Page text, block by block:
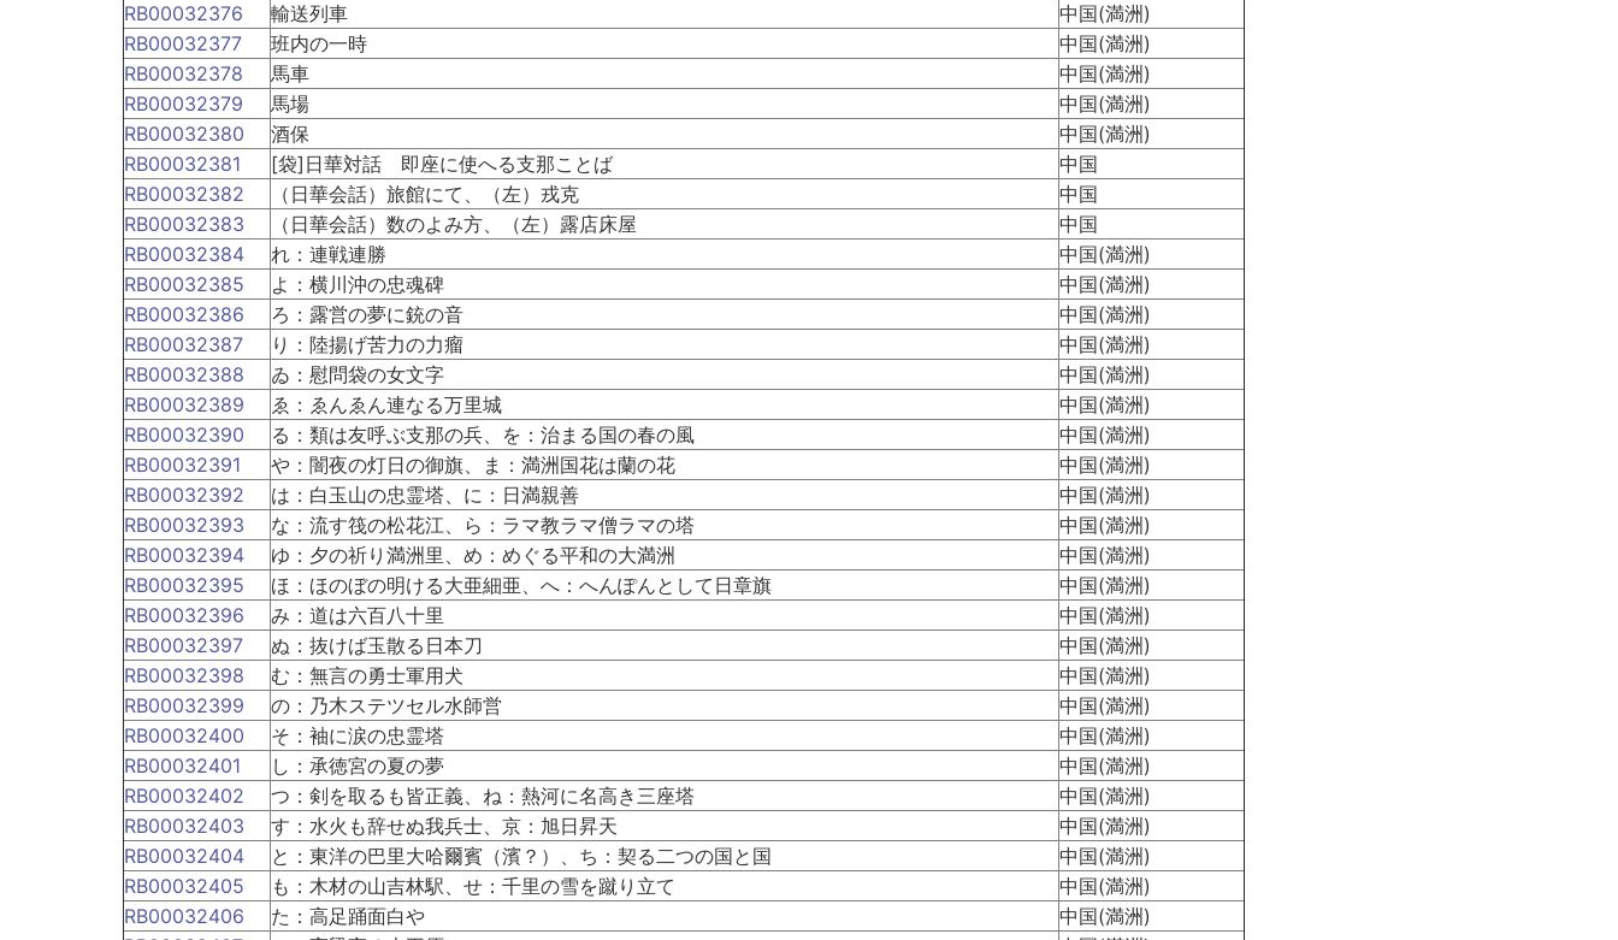
RB00032376
輸送列車
中国(満洲)
RB00032377
班内の一時
中国(満洲)
RB00032378
馬車
中国(満洲)
RB00032379
馬場
中国(満洲)
RB00032380
酒保
中国(満洲)
RB00032381
[袋]日華対話 即座に使へる支那ことば
中国
RB00032382
（日華会話）旅館にて、（左）戎克
中国
RB00032383
（日華会話）数のよみ方、（左）露店床屋
中国
RB00032384
れ：連戦連勝
中国(満洲)
RB00032385
よ：横川沖の忠魂碑
中国(満洲)
RB00032386
ろ：露営の夢に銃の音
中国(満洲)
RB00032387
り：陸揚げ苦力の力瘤
中国(満洲)
RB00032388
ゐ：慰問袋の女文字
中国(満洲)
RB00032389
ゑ：ゑんゑん連なる万里城
中国(満洲)
RB00032390
る：類は友呼ぶ支那の兵、を：治まる国の春の風
中国(満洲)
RB00032391
や：闇夜の灯日の御旗、ま：満洲国花は蘭の花
中国(満洲)
RB00032392
は：白玉山の忠霊塔、に：日満親善
中国(満洲)
RB00032393
な：流す筏の松花江、ら：ラマ教ラマ僧ラマの塔
中国(満洲)
RB00032394
ゆ：夕の祈り満洲里、め：めぐる平和の大満洲
中国(満洲)
RB00032395
ほ：ほのぼの明ける大亜細亜、へ：へんぽんとして日章旗
中国(満洲)
RB00032396
み：道は六百八十里
中国(満洲)
RB00032397
ぬ：抜けば玉散る日本刀
中国(満洲)
RB00032398
む：無言の勇士軍用犬
中国(満洲)
RB00032399
の：乃木ステツセル水師営
中国(満洲)
RB00032400
そ：袖に涙の忠霊塔
中国(満洲)
RB00032401
し：承徳宮の夏の夢
中国(満洲)
RB00032402
つ：剣を取るも皆正義、ね：熱河に名高き三座塔
中国(満洲)
RB00032403
す：水火も辞せぬ我兵士、京：旭日昇天
中国(満洲)
RB00032404
と：東洋の巴里大哈爾賓（濱？）、ち：契る二つの国と国
中国(満洲)
RB00032405
も：木材の山吉林駅、せ：千里の雪を蹴り立てゝ
中国(満洲)
RB00032406
た：高足踊面白や
中国(満洲)